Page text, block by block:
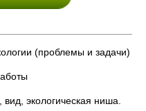
(проблемы и задачи)
экологическая ниша.